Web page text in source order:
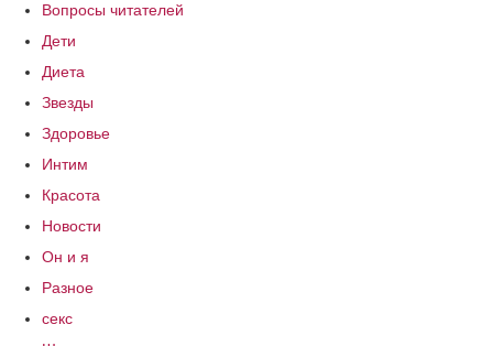
Вопросы читателей
Дети
Диета
Звезды
Здоровье
Интим
Красота
Новости
Он и я
Разное
секс